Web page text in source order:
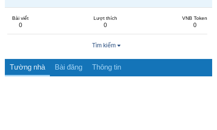
Bài viết
0
Lượt thích
0
VNB Token
0
Tìm kiếm
Tường nhà Bài đăng Thông tin